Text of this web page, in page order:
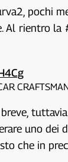
pochi
rientro la
uno dei
che in